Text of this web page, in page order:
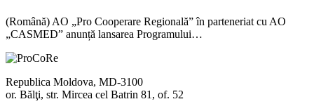
(Română) AO „Pro Cooperare Regională” în parteneriat cu AO
„CASMED” anunță lansarea Programului…
Republica Moldova, MD-3100
or. Bălţi, str. Mircea cel Batrin 81, of. 52